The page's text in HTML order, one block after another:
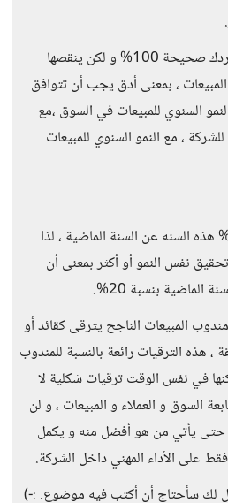
أولا الفقرة الأولى من ردك صحيحة 100% و لكن ينقصها
، بمعنى أدق يجب أن تتوافق
السنوي للمبيعات في السوق ،مع
، مع النمو السنوي للمبيعات
السوق الكلي 20 % هذه السنه عن السنة الماضية ، لذا
نفس النمو أو أكثر بمعنى أن
بنسبة 20%.
المبيعات الناجح يترقى كقائد أو
هذه الترقيات رائعة بالنسبة للمندوب
في نفس الوقت ترقيات شكلية لا
السوق و العملاء و المبيعات ، و لن
يأتي من هو أفضل منه و يكمل
على الأداء المهني داخل الشركة.
لك سأحتاج أن أكتب فيه موضوع. :-)